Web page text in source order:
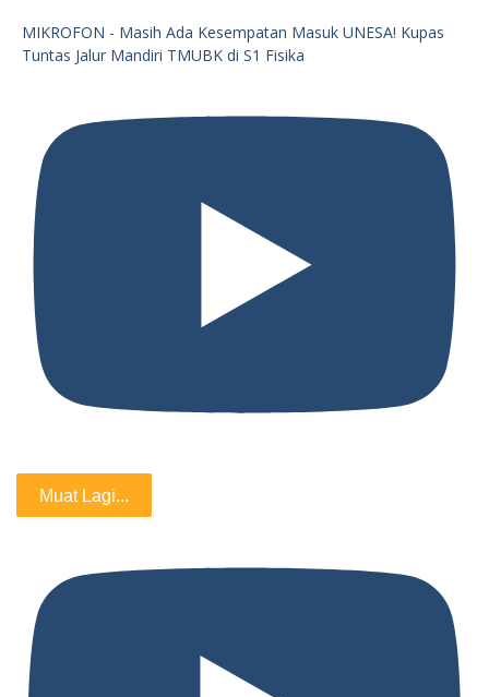
MIKROFON - Masih Ada Kesempatan Masuk UNESA! Kupas
Tuntas Jalur Mandiri TMUBK di S1 Fisika
Muat Lagi...